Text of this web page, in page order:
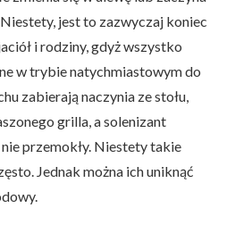
jest to zazwyczaj koniec
i rodziny, gdyż wszystko
w trybie natychmiastowym do
zabierają naczynia ze stołu,
grilla, a solenizant
przemokły. Niestety takie
Jednak można ich uniknąć